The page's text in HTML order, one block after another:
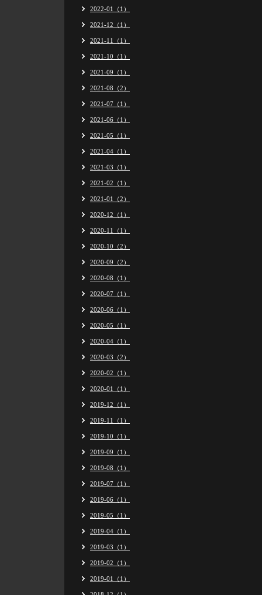
2022-01（1）
2021-12（1）
2021-11（1）
2021-10（1）
2021-09（1）
2021-08（2）
2021-07（1）
2021-06（1）
2021-05（1）
2021-04（1）
2021-03（1）
2021-02（1）
2021-01（2）
2020-12（1）
2020-11（1）
2020-10（2）
2020-09（2）
2020-08（1）
2020-07（1）
2020-06（1）
2020-05（1）
2020-04（1）
2020-03（2）
2020-02（1）
2020-01（1）
2019-12（1）
2019-11（1）
2019-10（1）
2019-09（1）
2019-08（1）
2019-07（1）
2019-06（1）
2019-05（1）
2019-04（1）
2019-03（1）
2019-02（1）
2019-01（1）